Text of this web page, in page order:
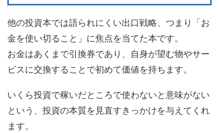
他の投資本では語られにくい出口戦略、つまり「お
金を使い切ること」に焦点を当てた本です。
お金はあくまで引換券であり、自身が望む物やサー
ビスに交換することで初めて価値を持ちます。
いくら投資で稼いだところで使わないと意味がない
という、投資の本質を見直すきっかけを与えてくれ
ます。